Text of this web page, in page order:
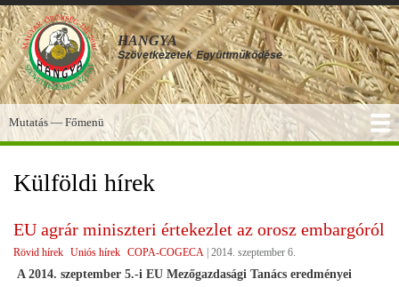
Ugrás
a
tartalomra
HANGYA
Szövetkezetek Együttműködése
Főmenü
Mutatás — Főmenü
Külföldi hírek
EU agrár miniszteri értekezlet az orosz embargóról
Rövid hírek Uniós hírek COPA-COGECA 2014. szeptember 6.
A 2014. szeptember 5.-i EU Mezőgazdasági Tanács eredményei